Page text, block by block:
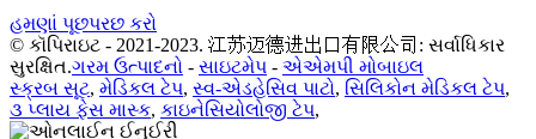
હમણાં પૂછપરછ કરો
© કૉપિરાઇટ - 2021-2023. 江苏迈德进出口有限公司: સર્વાધિકાર
સુરક્ષિત.ગરમ ઉત્પાદનો - સાઇટમેપ - એએમપી મોબાઇલ
સ્ક્રબ સૂટ, મેડિકલ ટેપ, સ્વ-એડહેસિવ પાટો, સિલિકોન મેડિકલ ટેપ,
૩ પ્લાય ફેસ માસ્ક, કાઇનેસિયોલોજી ટેપ,